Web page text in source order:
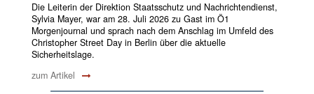
Die Leiterin der Direktion Staatsschutz und Nachrichtendienst,
Sylvia Mayer, war am 28. Juli 2026 zu Gast im Ö1
Morgenjournal und sprach nach dem Anschlag im Umfeld des
Christopher Street Day in Berlin über die aktuelle
Sicherheitslage.
zum Artikel